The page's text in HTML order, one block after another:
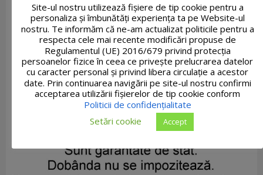
Site-ul nostru utilizează fişiere de tip cookie pentru a
personaliza și îmbunătăți experiența ta pe Website-ul
nostru. Te informăm că ne-am actualizat politicile pentru a
respecta cele mai recente modificări propuse de
Regulamentul (UE) 2016/679 privind protecția
persoanelor fizice în ceea ce privește prelucrarea datelor
cu caracter personal și privind libera circulație a acestor
date. Prin continuarea navigării pe site-ul nostru confirmi
acceptarea utilizării fişierelor de tip cookie conform
Politicii de confidențialitate
Setări cookie
Accept